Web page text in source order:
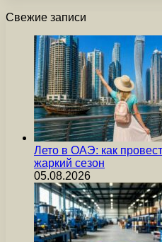
Свежие записи
Лето в ОАЭ: как
жаркий сезон
05.08.2026